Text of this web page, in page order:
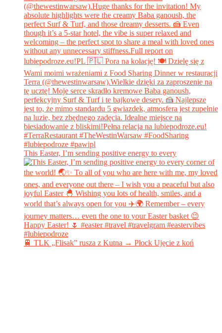
This Easter, I’m sending positive energy to every
🚆 TLK „Flisak” rusza z Kutna → Płock Ujęcie z koń